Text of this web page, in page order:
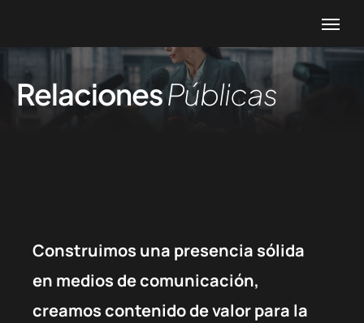
RelacionesPúblicas
Construimos una presencia sólida
en medios de comunicación,
creamos contenido de valor para la